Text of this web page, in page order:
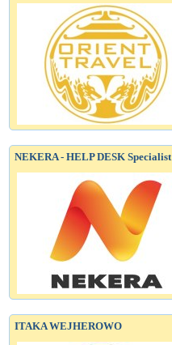
NEKERA - HELP DESK Specialist
ITAKA WEJHEROWO